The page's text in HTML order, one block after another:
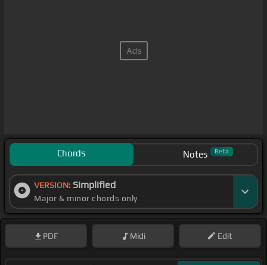
Chords Notes Beta
VERSION: Simplified
Major & minor chords only
PDF Midi Edit